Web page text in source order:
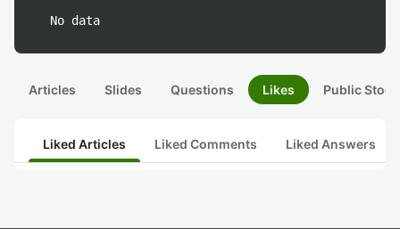
No data
Articles Slides Questions Likes Public
Liked Articles Liked Comments Liked Answers